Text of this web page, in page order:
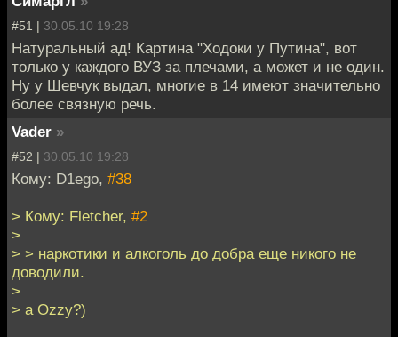
#51 | 30.05.10 19:28
Натуральный ад! Картина "Ходоки у Путина", вот
только у каждого ВУЗ за плечами, а может и не один.
Ну у Шевчук выдал, многие в 14 имеют значительно
более связную речь.
Vader »
#52 | 30.05.10 19:28
Кому: D1ego, #38
> Кому: Fletcher, #2
>
> > наркотики и алкоголь до добра еще никого не
доводили.
>
> а Ozzy?)